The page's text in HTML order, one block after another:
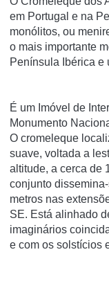
em Portugal e na
monólitos, ou
o mais importante
Península Ibérica e
É um Imóvel de
Monumento
O cromeleque
suave, voltada a
altitude, a cerca de
conjunto
metros nas
SE. Está alinhado
imaginários
e com os solstícios